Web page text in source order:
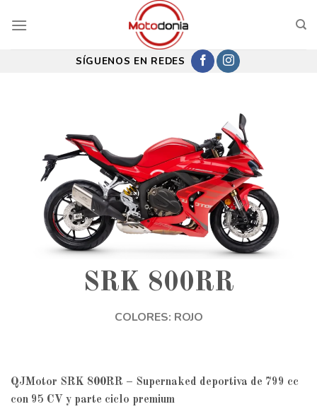
SÍGUENOS EN REDES
SRK 800RR
COLORES: ROJO
QJMotor SRK 800RR – Supernaked deportiva de 799 cc
con 95 CV y parte ciclo premium